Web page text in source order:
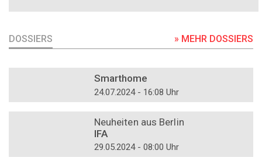
DOSSIERS » MEHR DOSSIERS
Smarthome
24.07.2024 - 16:08 Uhr
Neuheiten aus Berlin
IFA
29.05.2024 - 08:00 Uhr